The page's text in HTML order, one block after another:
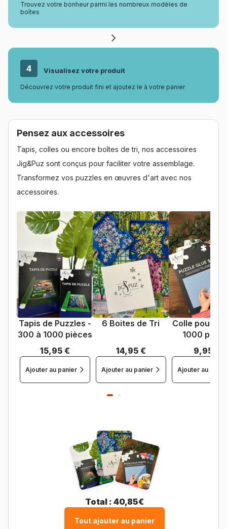
Trouvez votre bonheur parmi les nombreux modèles de
boîtes
4 Visualisez votre produit
Découvrez votre produit fini et ajoutez le à votre panier
Pensez aux accessoires
Tapis, colles ou encore boîtes de tri, nos accessoires
Jig&Puz sont conçus pour faciliter votre assemblage.
Transformez vos puzzles en œuvres d'art avec nos
accessoires.
Tapis de Puzzles -
300 à 1000 pièces
15,95 €
Ajouter au panier
6 Boites de Tri
14,95 €
Ajouter au panier
Colle pour
1000
9,95 €
Ajouter au
Total : 40,85€
Tout ajouter au panier